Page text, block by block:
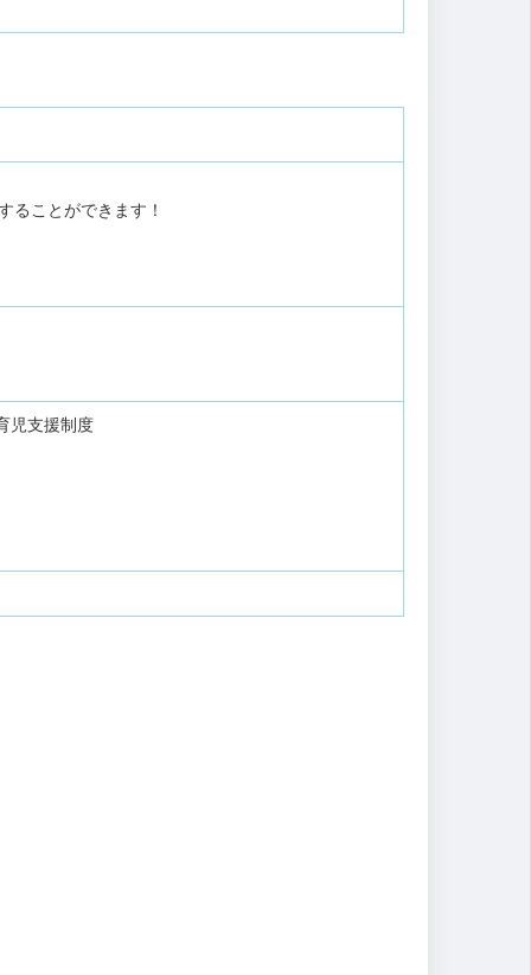
ることができます！
児支援制度